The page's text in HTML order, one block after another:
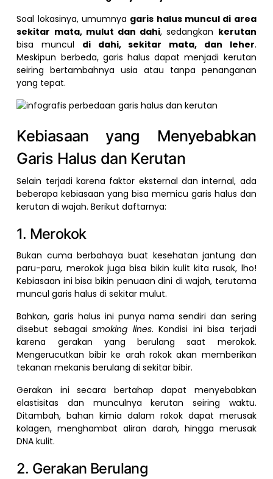
Soal lokasinya, umumnya garis halus muncul di area
sekitar mata, mulut dan dahi, sedangkan kerutan
bisa muncul di dahi, sekitar mata, dan leher.
Meskipun berbeda, garis halus dapat menjadi kerutan
seiring bertambahnya usia atau tanpa penanganan
yang tepat.
Kebiasaan yang Menyebabkan
Garis Halus dan Kerutan
Selain terjadi karena faktor eksternal dan internal, ada
beberapa kebiasaan yang bisa memicu garis halus dan
kerutan di wajah. Berikut daftarnya:
1. Merokok
Bukan cuma berbahaya buat kesehatan jantung dan
paru-paru, merokok juga bisa bikin kulit kita rusak, lho!
Kebiasaan ini bisa bikin penuaan dini di wajah, terutama
muncul garis halus di sekitar mulut.
Bahkan, garis halus ini punya nama sendiri dan sering
disebut sebagaismoking lines. Kondisi ini bisa terjadi
karena gerakan yang berulang saat merokok.
Mengerucutkan bibir ke arah rokok akan memberikan
tekanan mekanis berulang di sekitar bibir.
Gerakan ini secara bertahap dapat menyebabkan
elastisitas dan munculnya kerutan seiring waktu.
Ditambah, bahan kimia dalam rokok dapat merusak
kolagen, menghambat aliran darah, hingga merusak
DNA kulit.
2. Gerakan Berulang